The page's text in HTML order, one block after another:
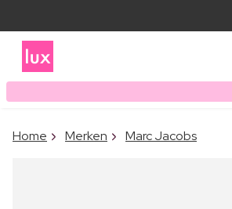
Home Merken Marc Jacobs